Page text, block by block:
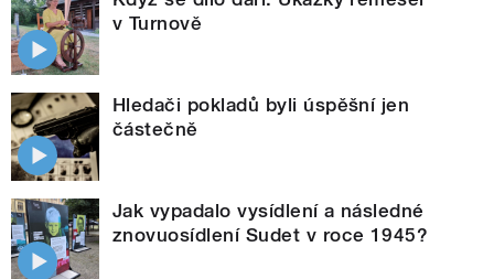
v Turnově
Hledači pokladů byli úspěšní jen
částečně
Jak vypadalo vysídlení a následné
znovuosídlení Sudet v roce 1945?